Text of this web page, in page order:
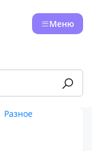
Меню
Разное